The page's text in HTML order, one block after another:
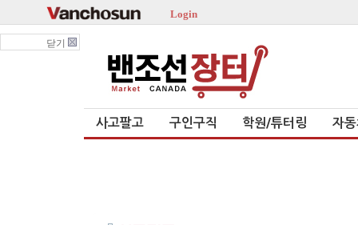
Login
닫기
사고팔고 구인구직 학원/튜터링 자